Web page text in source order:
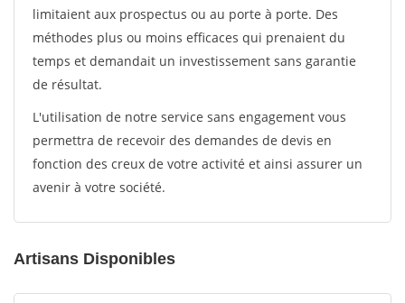
limitaient aux prospectus ou au porte à porte. Des
méthodes plus ou moins efficaces qui prenaient du
temps et demandait un investissement sans garantie
de résultat.
L'utilisation de notre service sans engagement vous
permettra de recevoir des demandes de devis en
fonction des creux de votre activité et ainsi assurer un
avenir à votre société.
Artisans Disponibles